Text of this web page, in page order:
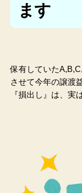
ます
保有していた
させて今年の譲渡
『損出し』は、実